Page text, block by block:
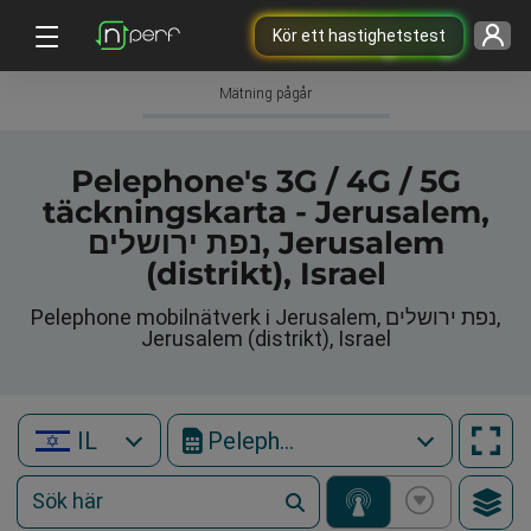
Kör ett hastighetstest
Mätning pågår
Pelephone's 3G / 4G / 5G
täckningskarta - Jerusalem,
נפת ירושלים, Jerusalem
(distrikt), Israel
Pelephone mobilnätverk i Jerusalem, נפת ירושלים,
Jerusalem (distrikt), Israel
IL Pelephone